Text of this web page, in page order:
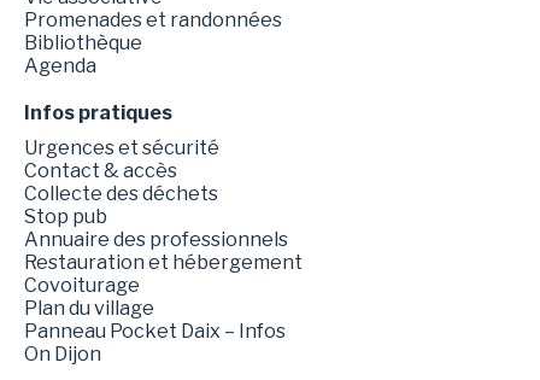
Promenades et randonnées
Bibliothèque
Agenda
Infos pratiques
Urgences et sécurité
Contact & accès
Collecte des déchets
Stop pub
Annuaire des professionnels
Restauration et hébergement
Covoiturage
Plan du village
Panneau Pocket Daix – Infos
On Dijon